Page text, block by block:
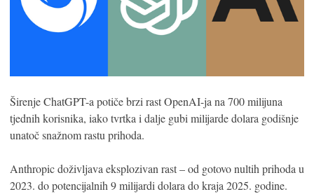
Širenje ChatGPT-a potiče brzi rast OpenAI-ja na 700 milijuna
tjednih korisnika, iako tvrtka i dalje gubi milijarde dolara godišnje
unatoč snažnom rastu prihoda.
Anthropic doživljava eksplozivan rast – od gotovo nultih prihoda u
2023. do potencijalnih 9 milijardi dolara do kraja 2025. godine.